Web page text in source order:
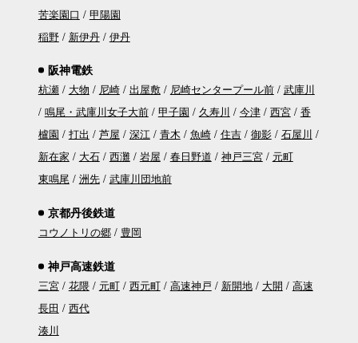
苦楽園口
甲陽園
稲野
新伊丹 伊丹
阪神電鉄
杭瀬 大物 尼崎 出屋敷 尼崎センタープール前
武庫川
鳴尾・武庫川女子大前
甲子園 久寿川 今津 西宮
香
櫨園
打出 芦屋 深江 青木 魚崎 住吉 御影
石屋川
新在家
大石 西灘 岩屋 春日野道 神戸三宮
元町
東鳴尾
洲先 武庫川団地前
京都丹後鉄道
コウノトリの郷 豊岡
神戸高速鉄道
三宮 花隈 元町 西元町 高速神戸 新開地 大開
高速
長田
西代
湊川